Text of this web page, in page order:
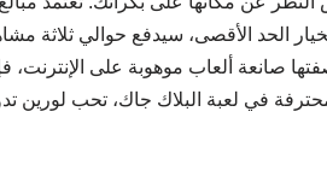
50,000. بصفتها صانعة ألعاب موهوبة على
محترفة في لعبة البلاك جاك، تحب لورين